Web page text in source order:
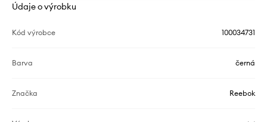
Údaje o výrobku
Kód výrobce 100034731
Barva černá
Značka Reebok